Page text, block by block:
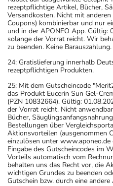
rezeptpflichtige Artikel, Bücher,
Versandkosten. Nicht mit
Coupons) kombinierbar und nur
und in der APONEO App. Gültig:
solange der Vorrat reicht. Wir
zu beenden. Keine Barauszahlung.
24: Gratislieferung innerhalb
rezeptpflichtigen Produkten.
25: Mit dem Gutscheincode
das Produkt Eucerin Sun Gel-
(PZN 10832664). Gültig:
der Vorrat reicht. Nicht
Bücher,
Bestellungen über
Aktionsvorteilen (ausgenommen
einzulösen unter
Eingabe des Gutscheincodes im
Vorteils automatisch vom
behalten uns das Recht vor, die
wichtigen Grundes zu beenden
Gutschein bzw. durch eine